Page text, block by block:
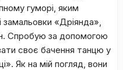
гуморі, яким
замальовки «Дріянда»,
Спробую за допомогою
своє бачення танцю у
Як на мій погляд, вони